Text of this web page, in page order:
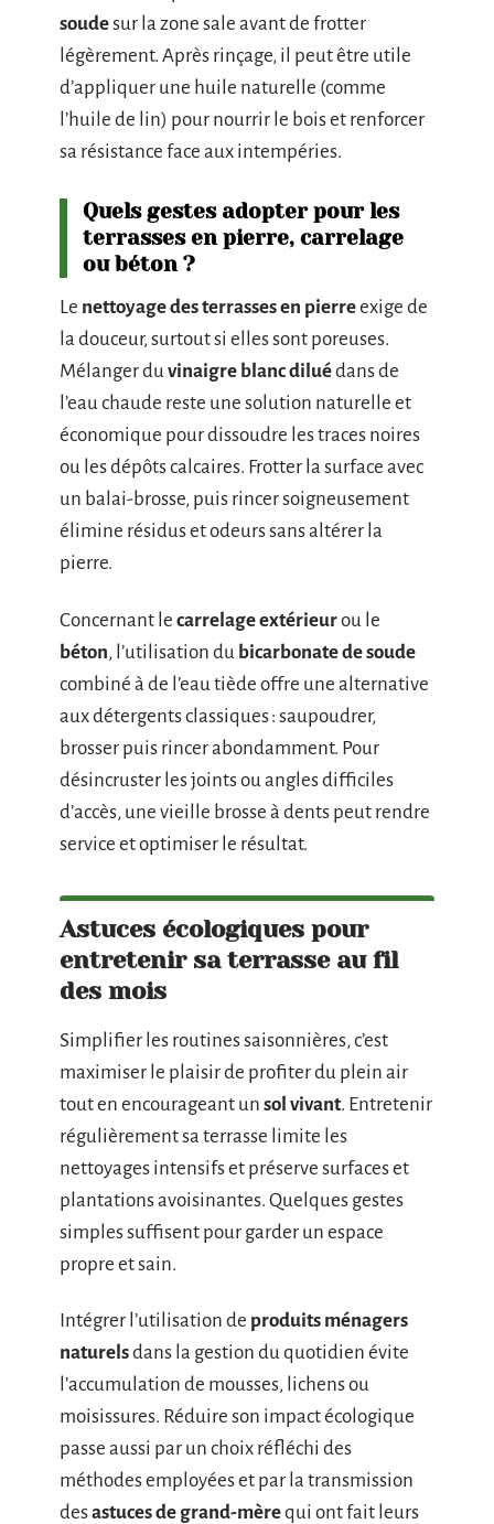
soudesur la zone sale avant de frotter
légèrement. Après rinçage, il peut être utile
d’appliquer une huile naturelle (comme
l’huile de lin) pour nourrir le bois et renforcer
sa résistance face aux intempéries.
Quels gestes adopter pour les
terrasses en pierre, carrelage
ou béton ?
Le nettoyage des terrasses en pierreexige de
la douceur, surtout si elles sont poreuses.
Mélanger duvinaigre blanc diluédans de
l’eau chaude reste une solution naturelle et
économique pour dissoudre les traces noires
ou les dépôts calcaires. Frotter la surface avec
un balai-brosse, puis rincer soigneusement
élimine résidus et odeurs sans altérer la
pierre.
Concernant le carrelage extérieurou le
béton, l’utilisation du bicarbonate de soude
combiné à de l’eau tiède offre une alternative
aux détergents classiques : saupoudrer,
brosser puis rincer abondamment. Pour
désincruster les joints ou angles difficiles
d’accès, une vieille brosse à dents peut rendre
service et optimiser le résultat.
Astuces écologiques pour
entretenir sa terrasse au fil
des mois
Simplifier les routines saisonnières, c’est
maximiser le plaisir de profiter du plein air
tout en encourageant un sol vivant. Entretenir
régulièrement sa terrasse limite les
nettoyages intensifs et préserve surfaces et
plantations avoisinantes. Quelques gestes
simples suffisent pour garder un espace
propre et sain.
Intégrer l’utilisation de produits ménagers
naturelsdans la gestion du quotidien évite
l’accumulation de mousses, lichens ou
moisissures. Réduire son impact écologique
passe aussi par un choix réfléchi des
méthodes employées et par la transmission
desastuces de grand-mèrequi ont fait leurs